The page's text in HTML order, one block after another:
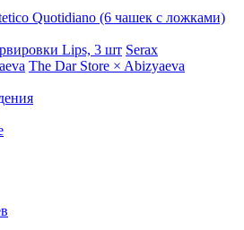
Quotidiano (6 чашек с ложками)
Lips, 3 шт Serax
The Dar Store × Abizyaeva